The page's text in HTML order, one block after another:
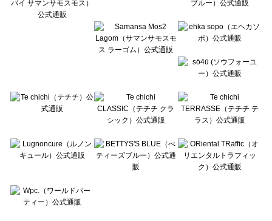
Wpc.（ワールドパーティー）のパンプス一覧